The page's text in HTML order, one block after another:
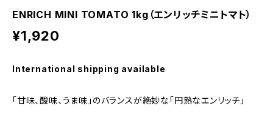
ENRICH MINI TOMATO 1kg（エンリッチミニトマト）
¥1,920
International shipping available
「甘味、酸味、うま味」のバランスが絶妙な「円熟なエンリッチ」